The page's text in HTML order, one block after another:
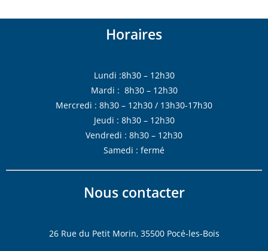
Horaires
Lundi :8h30 – 12h30
Mardi : 8h30 – 12h30
Mercredi : 8h30 – 12h30 / 13h30-17h30
Jeudi : 8h30 – 12h30
Vendredi : 8h30 – 12h30
Samedi : fermé
Nous contacter
26 Rue du Petit Morin, 35500 Pocé-les-Bois